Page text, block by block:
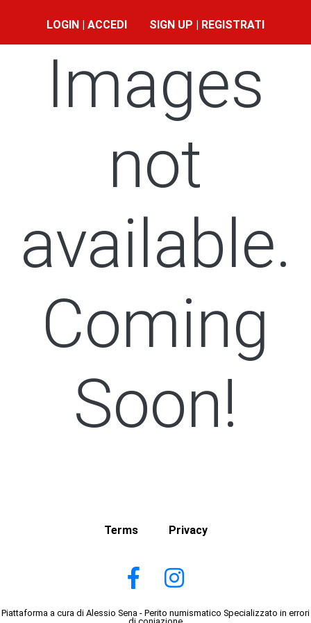
LOGIN | ACCEDI SIGN UP | REGISTRATI
Images
not
available.
Coming
Soon!
Terms Privacy
Piattaforma a cura di Alessio Sena - Perito numismatico Specializzato in errori